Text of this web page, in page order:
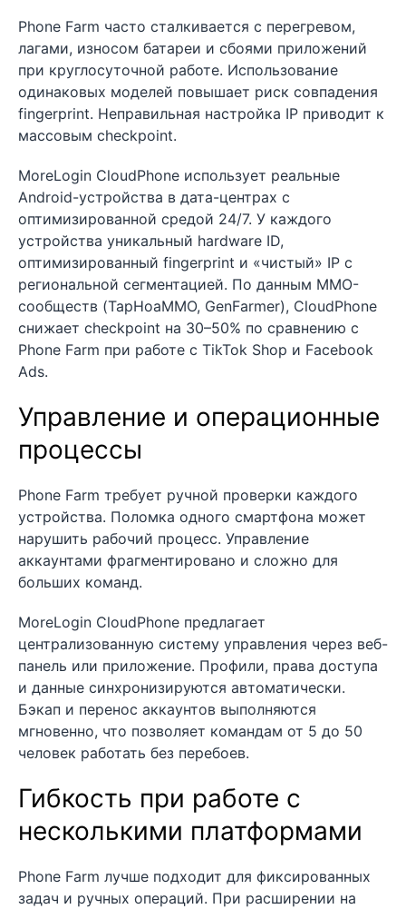
Phone Farm часто сталкивается с перегревом,
лагами, износом батареи и сбоями приложений
при круглосуточной работе. Использование
одинаковых моделей повышает риск совпадения
fingerprint. Неправильная настройка IP приводит к
массовым checkpoint.
MoreLogin CloudPhone использует реальные
Android-устройства в дата-центрах с
оптимизированной средой 24/7. У каждого
устройства уникальный hardware ID,
оптимизированный fingerprint и «чистый» IP с
региональной сегментацией. По данным MMO-
сообществ (TapHoaMMO, GenFarmer), CloudPhone
снижает checkpoint на 30–50% по сравнению с
Phone Farm при работе с TikTok Shop и Facebook
Ads.
Управление и операционные
процессы
Phone Farm требует ручной проверки каждого
устройства. Поломка одного смартфона может
нарушить рабочий процесс. Управление
аккаунтами фрагментировано и сложно для
больших команд.
MoreLogin CloudPhone предлагает
централизованную систему управления через веб-
панель или приложение. Профили, права доступа
и данные синхронизируются автоматически.
Бэкап и перенос аккаунтов выполняются
мгновенно, что позволяет командам от 5 до 50
человек работать без перебоев.
Гибкость при работе с
несколькими платформами
Phone Farm лучше подходит для фиксированных
задач и ручных операций. При расширении на